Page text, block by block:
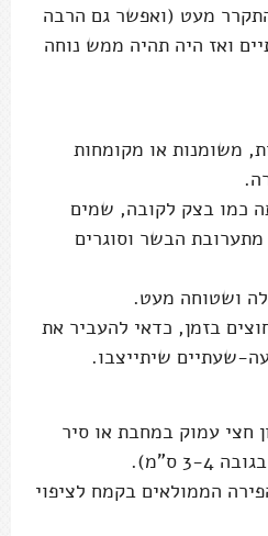
מעט (ואפשר גם הרבה
ואז היה תהיה ממש נוחה
משומנות או מקומחות
כמו בצק לקובה, שמים
הבשר וסוגרים
ושטוחה מעט.
בזמן, כדאי להעביר את
שעתיים שיתייצבו.
חצי עמוק במחבת או סיר
4 ס"מ).
הממולאים בקמח לציפוי